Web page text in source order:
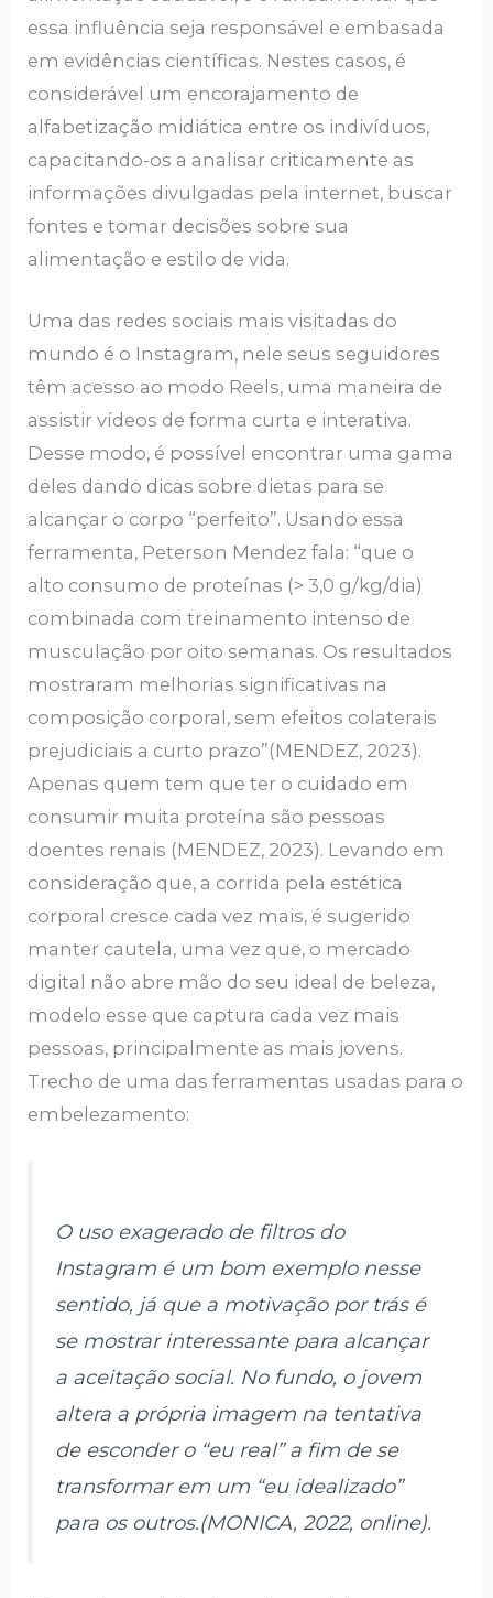
essa influência seja responsável e embasada
em evidências científicas. Nestes casos, é
considerável um encorajamento de
alfabetização midiática entre os indivíduos,
capacitando-os a analisar criticamente as
informações divulgadas pela internet, buscar
fontes e tomar decisões sobre sua
alimentação e estilo de vida.
Uma das redes sociais mais visitadas do
mundo é o Instagram, nele seus seguidores
têm acesso ao modo Reels, uma maneira de
assistir vídeos de forma curta e interativa.
Desse modo, é possível encontrar uma gama
deles dando dicas sobre dietas para se
alcançar o corpo “perfeito”. Usando essa
ferramenta, Peterson Mendez fala: “que o
alto consumo de proteínas (> 3,0 g/kg/dia)
combinada com treinamento intenso de
musculação por oito semanas. Os resultados
mostraram melhorias significativas na
composição corporal, sem efeitos colaterais
prejudiciais a curto prazo”(MENDEZ, 2023).
Apenas quem tem que ter o cuidado em
consumir muita proteína são pessoas
doentes renais (MENDEZ, 2023). Levando em
consideração que, a corrida pela estética
corporal cresce cada vez mais, é sugerido
manter cautela, uma vez que, o mercado
digital não abre mão do seu ideal de beleza,
modelo esse que captura cada vez mais
pessoas, principalmente as mais jovens.
Trecho de uma das ferramentas usadas para o
embelezamento:
O uso exagerado de filtros do
Instagram é um bom exemplo nesse
sentido, já que a motivação por trás é
se mostrar interessante para alcançar
a aceitação social. No fundo, o jovem
altera a própria imagem na tentativa
de esconder o “eu real” a fim de se
transformar em um “eu idealizado”
para os outros.(MONICA, 2022, online).